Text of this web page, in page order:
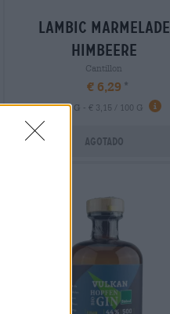
lambic marmelade
himbeere
Cantillon
€ 6,29
-
200 G - € 3,15 / 100 G
Agotado